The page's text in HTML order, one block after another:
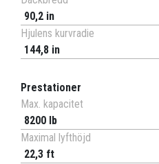
90,2 in
Hjulens kurvradie
144,8 in
Prestationer
Max. kapacitet
8200 lb
Maximal lyfthöjd
22,3 ft